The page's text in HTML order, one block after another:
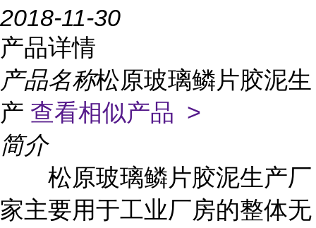
2018-11-30
产品详情
产品名称松原玻璃鳞片胶泥生
产 查看相似产品 >
简介
松原玻璃鳞片胶泥生产厂
家主要用于工业厂房的整体无